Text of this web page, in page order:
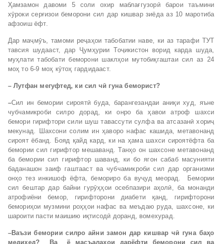
Ҳамзамон давоми 5 соли охир маблағгузорӣ барои таъмини
хӯроки серғизои беморони сил дар кишвар зиёда аз 10 маротиба
афзоиш ёфт.
Дар маҷмӯъ, тамоми реҷаҳои табобатии наве, ки аз тарафи ТУТ
тавсия шудааст, дар Ҷумҳурии Тоҷикистон ворид карда шуда,
муҳлати табобати беморони шаклҳои мутобиқгаштаи сил аз 24
моҳ то 6-9 моҳ кӯтоҳ гардидааст.
– Лутфан мегуфтед, ки сил чӣ гуна беморист?
–Сил ин бемории сироятӣ буда, барангезандаи аниқи худ, яъне
чубчамикроби силро дорад, ки онро ба ҳавои атроф шахси
бемори гирифтори сили шуш тавассути сулфа ва атсазанӣ хориҷ
мекунад. Шахсони солим ин ҳаворо нафас кашида, метавонанд
сироят ёбанд. Бояд қайд кард, ки на ҳама шахси сироятёфта ба
бемории сил гирифтор мешаванд. Танҳо он шахсоне метавонанд
ба бемории сил гирифтор шаванд, ки бо ягон сабаб масунияти
баданашон заиф гаштааст ва чубчамикроби сил дар организми
онҳо тез инкишоф ёфта, бемориро ба вуҷуд меорад. Бемории
сил бештар дар байни гурӯҳҳои осебпазири аҳолӣ, ба монанди
атрофиёни бемор, гирифторони диабети қанд, гирифторони
бемориҳои музмини роҳҳои нафас ва меъдаю руда, шахсоне, ки
шароити пасти маишию иқтисодӣ доранд, вомехурад.
–Ваъзи бемории силро айни замон дар кишвар чӣ гуна баҳо
медиҳед? Ва ё масъалаҳои дарёфти беморони сил ва